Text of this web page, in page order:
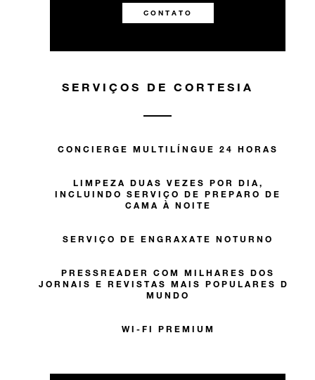
CONTATO
SERVIÇOS DE CORTESIA
CONCIERGE MULTILÍNGUE 24 HORAS
LIMPEZA DUAS VEZES POR DIA,
INCLUINDO SERVIÇO DE PREPARO DE
CAMA À NOITE
SERVIÇO DE ENGRAXATE NOTURNO
PRESSREADER COM MILHARES DOS
JORNAIS E REVISTAS MAIS POPULARES DO
MUNDO
WI-FI PREMIUM